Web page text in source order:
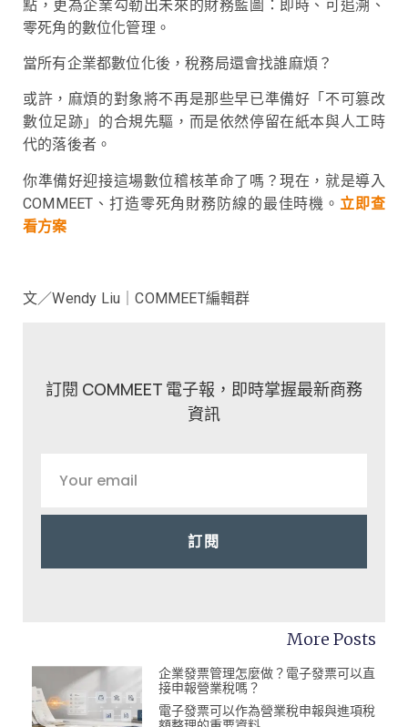
點，更為企業勾勒出未來的財務藍圖：即時、可追溯、
零死角的數位化管理。
當所有企業都數位化後，稅務局還會找誰麻煩？
或許，麻煩的對象將不再是那些早已準備好「不可篡改
數位足跡」的合規先驅，而是依然停留在紙本與人工時
代的落後者。
你準備好迎接這場數位稽核革命了嗎？現在，就是導入
COMMEET、打造零死角財務防線的最佳時機。立即查
看方案
文／Wendy Liu｜COMMEET編輯群
訂閱 COMMEET 電子報，即時掌握最新商務
資訊
訂閱
More Posts
企業發票管理怎麼做？電子發票可以直
接申報營業稅嗎？
電子發票可以作為營業稅申報與進項稅